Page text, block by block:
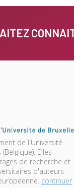
de l'Université
Elles
de recherche et
d'auteurs
continuer